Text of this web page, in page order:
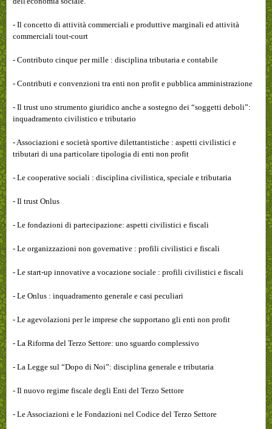
- Il concetto di attività commerciali e produttive marginali ed attività
commerciali tout-court
- Contributo cinque per mille : disciplina tributaria e contabile
- Contributi e convenzioni tra enti non profit e pubblica amministrazione
- Il trust uno strumento giuridico anche a sostegno dei “soggetti deboli”:
inquadramento civilistico e tributario
- Associazioni e società sportive dilettantistiche : aspetti civilistici e
tributari di una particolare tipologia di enti non profit
- Le cooperative sociali : disciplina civilistica, speciale e tributaria
- Il trust Onlus
- Le fondazioni di partecipazione: aspetti civilistici e fiscali
- Le organizzazioni non governative : profili civilistici e fiscali
- Le start-up innovative a vocazione sociale : profili civilistici e fiscali
- Le Onlus : inquadramento generale e casi peculiari
- Le agevolazioni per le imprese che supportano gli enti non profit
- La Riforma del Terzo Settore: uno sguardo complessivo
- La Legge sul “Dopo di Noi”: disciplina generale e tributaria
- Il nuovo regime fiscale degli Enti del Terzo Settore
- Le Associazioni e le Fondazioni nel Codice del Terzo Settore